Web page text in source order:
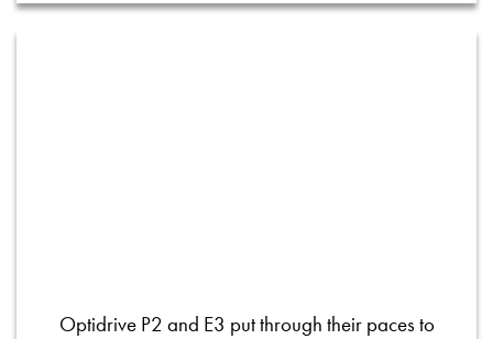
Optidrive P2 and E3 put through their paces to